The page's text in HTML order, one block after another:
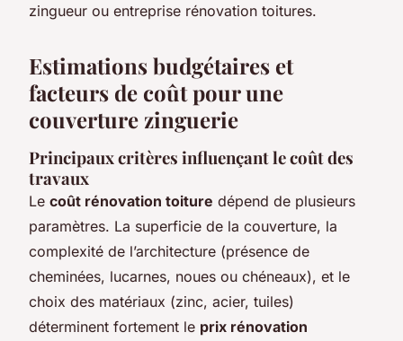
zingueur ou entreprise rénovation toitures.
Estimations budgétaires et
facteurs de coût pour une
couverture zinguerie
Principaux critères influençant le coût des
travaux
Le coût rénovation toiture dépend de plusieurs
paramètres. La superficie de la couverture, la
complexité de l’architecture (présence de
cheminées, lucarnes, noues ou chéneaux), et le
choix des matériaux (zinc, acier, tuiles)
déterminent fortement le prix rénovation